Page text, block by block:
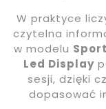
W praktyce
czytelna
w modelu
Led Display
sesji, dzięki
dopasować